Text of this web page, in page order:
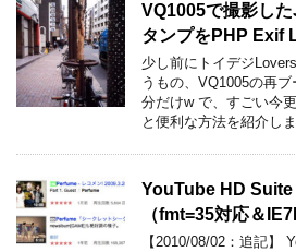
VQ1005で撮影し
タンプをPHP Exif
少し前にトイデジ
うもの、VQ1005の再
分だけw で、すごい今
と便利な方法を紹介し
YouTube HD Suite
（fmt=35対応＆
【2010/08/02：追記】